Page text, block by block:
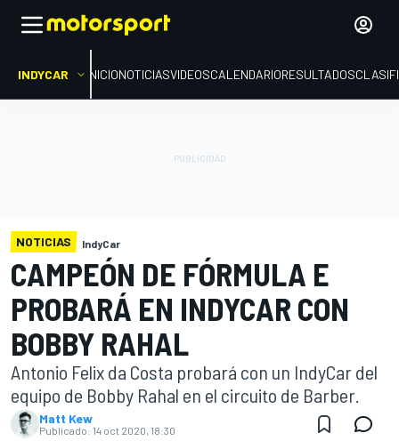
INDYCAR INICIONOTICIASVIDEOSCALENDARIORESULTADOS
NOTICIAS IndyCar
CAMPEÓN DE FÓRMULA E
PROBARÁ EN INDYCAR CON
BOBBY RAHAL
Antonio Felix da Costa probará con un IndyCar del
equipo de Bobby Rahal en el circuito de Barber.
Matt Kew
Publicado: 14 oct 2020, 18:30